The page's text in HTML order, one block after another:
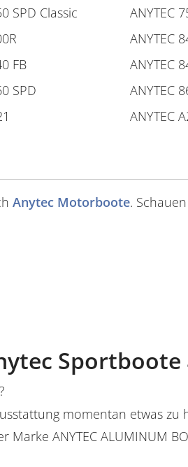
SPD Classic
ANYTEC
ANYTEC
FB
ANYTEC
SPD
ANYTEC
ANYTEC
Anytec Motorboote.
momentan etwas zu
Marke ANYTEC ALUMINUM